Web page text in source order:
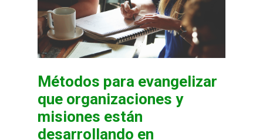
Métodos para evangelizar
que organizaciones y
misiones están
desarrollando en